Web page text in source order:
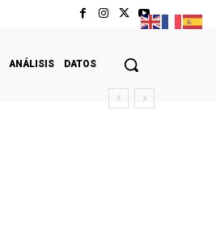
ANÁLISIS DATOS